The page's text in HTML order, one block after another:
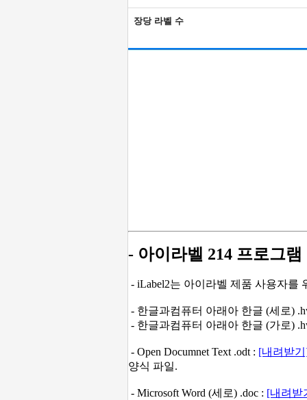
장당 라벨 수
- 아이라벨 214 프로그
- iLabel2는 아이라벨 제품 사용자
- 한글과컴퓨터 아래아 한글 (세로)
- 한글과컴퓨터 아래아 한글 (가로)
- Open Documnet Text .odt : [내려받
양식 파일.
- Microsoft Word (세로) .doc : [내려받